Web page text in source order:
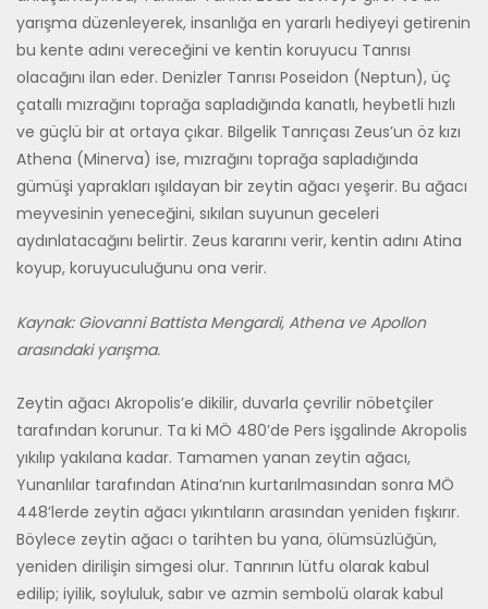
yarışma düzenleye­rek, insanlığa en yararlı hediyeyi getirenin
bu kente adını vereceğini ve kentin koruyucu Tanrısı
olacağını ilan eder. Denizler Tanrısı Poseidon (Neptun), üç
çatallı mızrağını toprağa sapladığında kanatlı, heybetli hızlı
ve güçlü bir at ortaya çıkar. Bilgelik Tanrıçası Zeus’un öz kızı
Athena (Minerva) ise, mızrağını toprağa sapladığında
gümüşi yaprakları ışılda­yan bir zeytin ağacı yeşerir. Bu ağacı
meyvesinin yeneceğini, sıkılan su­yunun geceleri
aydınlatacağını belirtir. Zeus kararını verir, kentin adını Atina
koyup, koruyuculuğunu ona verir.
Kaynak: Giovanni Battista Mengardi, Athena ve Apollon
arasındaki yarışma.
Zeytin ağacı Akropolis’e dikilir, duvarla çevrilir nöbetçiler
tarafından korunur. Ta ki MÖ 480’de Pers işgalinde Akropolis
yıkılıp yakılana ka­dar. Tamamen yanan zeytin ağacı,
Yunanlılar tarafından Atina’nın kur­tarılmasından sonra MÖ
448’lerde zeytin ağacı yıkıntıların arasından yeniden fışkırır.
Böylece zeytin ağacı o tarihten bu yana, ölümsüzlüğün,
yeniden dirilişin simgesi olur. Tanrının lütfu olarak kabul
edilip; iyilik, soyluluk, sabır ve azmin sembolü olarak kabul